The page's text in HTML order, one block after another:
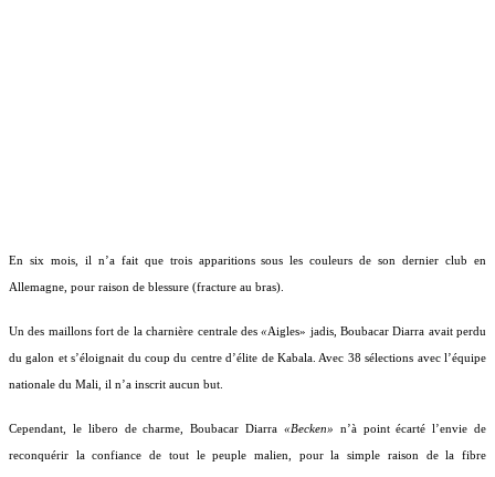
En six mois, il n’a fait que trois apparitions sous les couleurs de son dernier club en
Allemagne, pour raison de blessure (fracture au bras).
Un des maillons fort de la charnière centrale des«Aigles» jadis, Boubacar Diarra avait perdu
du galon et s’éloignait du coup du centre d’élite de Kabala. Avec 38 sélections avec l’équipe
nationale du Mali, il n’a inscrit aucun but.
Cependant, le libero de charme, Boubacar Diarra «Becken» n’à point écarté l’envie de
reconquérir la confiance de tout le peuple malien, pour la simple raison de la fibre